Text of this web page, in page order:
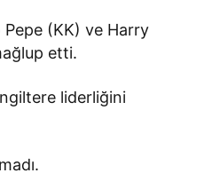
(KK) ve Harry
etti.
liderliğini